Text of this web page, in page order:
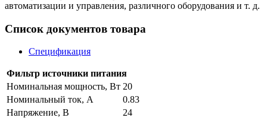
автоматизации и управления, различного оборудования и т. д.
Список документов товара
Спецификация
Фильтр источники питания
Номинальная мощность, Вт 20
Номинальный ток, A
0.83
Напряжение, В
24